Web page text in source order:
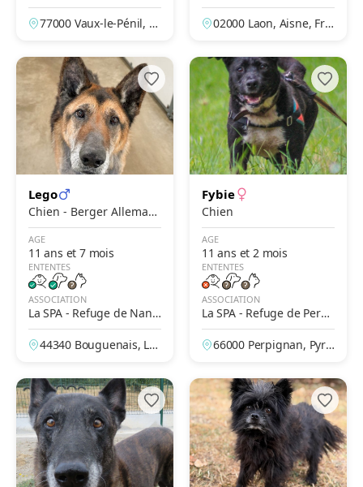
Le-Penil
77000 Vaux-le-Pénil, S
– Des Prés de Longuevall
e 02000 Laon, Aisne, Fra
Lego
Chien - Berger Alleman
d
AGE
11 ans et 7 mois
ENTENTES
ASSOCIATION
La SPA - Refuge de Nant
es-Bouguenais
44340 Bouguenais, Loi
Fybie
Chien
AGE
11 ans et 2 mois
ENTENTES
ASSOCIATION
La SPA - Refuge de Perpi
gnan
66000 Perpignan, Pyré
e